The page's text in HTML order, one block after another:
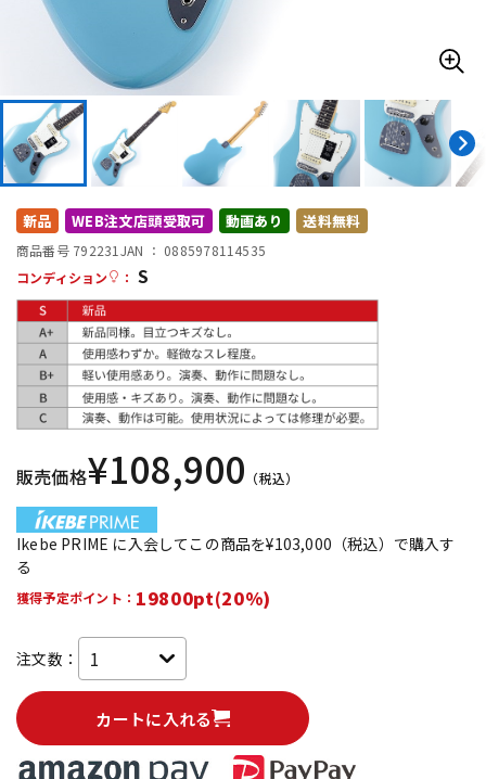
DJ機器
DTM オンライン納品 レコーディング機器
配信/ライブ機器
中古 ヴィンテージ
新品 WEB注文店頭受取可 動画あり 送料無料
商品番号 792231 JAN ： 0885978114535
コンディション
： S
販売価格¥108,900 （税込）
Ikebe PRIME に入会してこの商品を¥103,000（税込）で購入す
る
獲得予定ポイント： 19800pt(20%)
注文数：
カートに入れる